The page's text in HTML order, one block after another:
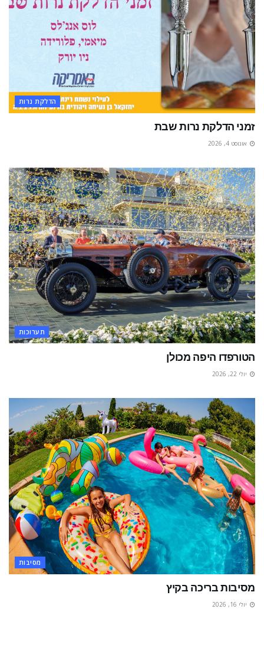
הדלקת נרות
זמני הדלקת נרות שבת
אוגוסט 4, 2026
תערוכות
הטורפדו היפה מכולן
יולי 22, 2026
מסיבות
מסיבות בריכה בקיץ
יולי 16, 2026